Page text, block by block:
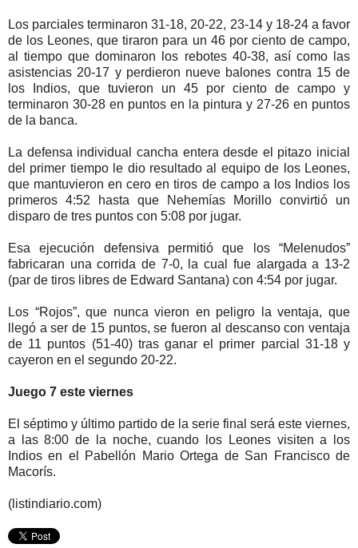
Los parciales terminaron 31-18, 20-22, 23-14 y 18-24 a favor
de los Leones, que tiraron para un 46 por ciento de campo,
al tiempo que dominaron los rebotes 40-38, así como las
asistencias 20-17 y perdieron nueve balones contra 15 de
los Indios, que tuvieron un 45 por ciento de campo y
terminaron 30-28 en puntos en la pintura y 27-26 en puntos
de la banca.
La defensa individual cancha entera desde el pitazo inicial
del primer tiempo le dio resultado al equipo de los Leones,
que mantuvieron en cero en tiros de campo a los Indios los
primeros 4:52 hasta que Nehemías Morillo convirtió un
disparo de tres puntos con 5:08 por jugar.
Esa ejecución defensiva permitió que los “Melenudos”
fabricaran una corrida de 7-0, la cual fue alargada a 13-2
(par de tiros libres de Edward Santana) con 4:54 por jugar.
Los “Rojos”, que nunca vieron en peligro la ventaja, que
llegó a ser de 15 puntos, se fueron al descanso con ventaja
de 11 puntos (51-40) tras ganar el primer parcial 31-18 y
cayeron en el segundo 20-22.
Juego 7 este viernes
El séptimo y último partido de la serie final será este viernes,
a las 8:00 de la noche, cuando los Leones visiten a los
Indios en el Pabellón Mario Ortega de San Francisco de
Macorís.
(listindiario.com)